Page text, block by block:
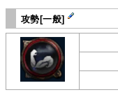
攻勢[一般]